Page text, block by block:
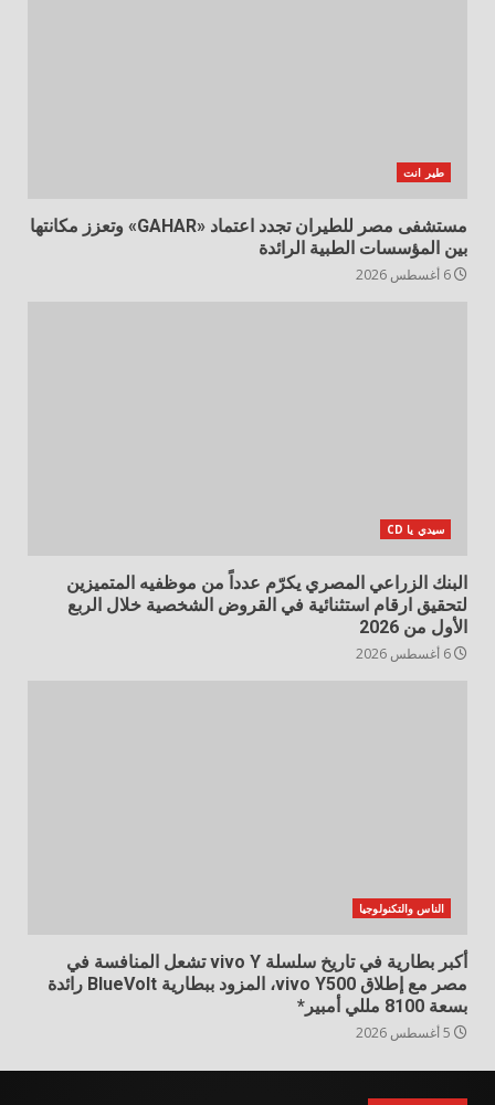
طير انت
مستشفى مصر للطيران تجدد اعتماد «GAHAR» وتعزز مكانتها
بين المؤسسات الطبية الرائدة
سيدي يا CD
البنك الزراعي المصري يكرّم عدداً من موظفيه المتميزين
لتحقيق ارقام استثنائية في القروض الشخصية خلال الربع
الأول من 2026
الناس والتكنولوجيا
أكبر بطارية في تاريخ سلسلة vivo Y تشعل المنافسة في
مصر مع إطلاق vivo Y500، المزود ببطارية BlueVolt رائدة
بسعة 8100 مللي أمبير*